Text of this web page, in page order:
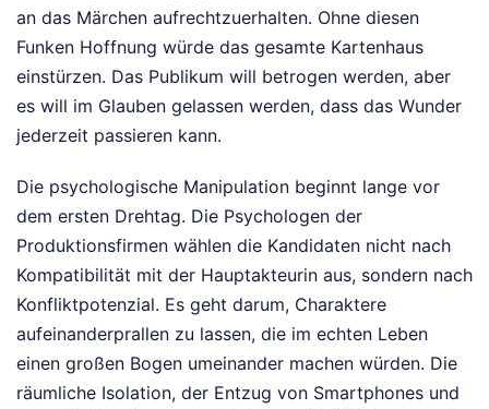
an das Märchen aufrechtzuerhalten. Ohne diesen
Funken Hoffnung würde das gesamte Kartenhaus
einstürzen. Das Publikum will betrogen werden, aber
es will im Glauben gelassen werden, dass das Wunder
jederzeit passieren kann.
Die psychologische Manipulation beginnt lange vor
dem ersten Drehtag. Die Psychologen der
Produktionsfirmen wählen die Kandidaten nicht nach
Kompatibilität mit der Hauptakteurin aus, sondern nach
Konfliktpotenzial. Es geht darum, Charaktere
aufeinanderprallen zu lassen, die im echten Leben
einen großen Bogen umeinander machen würden. Die
räumliche Isolation, der Entzug von Smartphones und